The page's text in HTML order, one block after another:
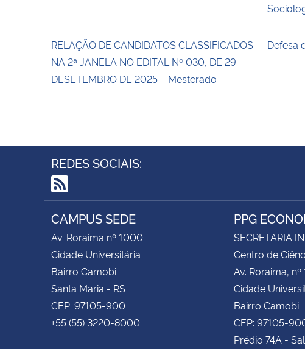
RELAÇÃO DE CANDIDATOS CLASSIFICADOS
NA 2ª JANELA NO EDITAL Nº 030, DE 29
DESETEMBRO DE 2025 – Mesterado
Defesa
REDES SOCIAIS:
RSS
CAMPUS SEDE
Av. Roraima nº 1000
Cidade Universitária
Bairro Camobi
Santa Maria - RS
CEP: 97105-900
+55 (55) 3220-8000
PPG
SECRETARIA
Centro de
Av. Roraima,
Cidade
Bairro Camobi
CEP: 97105-
Prédio 74A -